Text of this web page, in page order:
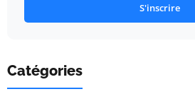
S'inscrire
Catégories